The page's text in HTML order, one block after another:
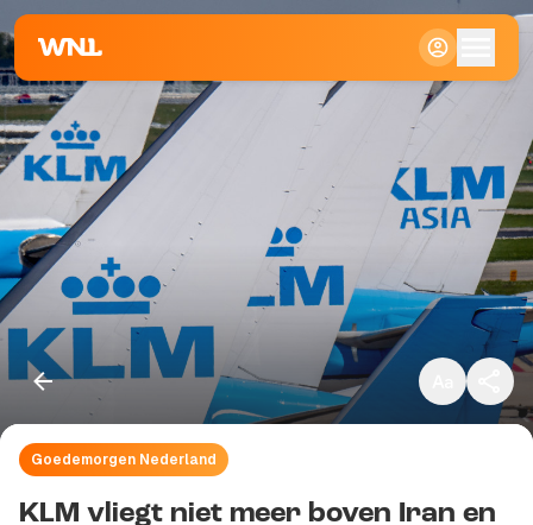
Klein
Standaard
Groot
Goedemorgen Nederland
KLM vliegt niet meer boven Iran en